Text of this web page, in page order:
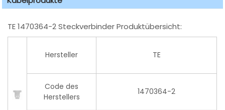
TE 1470364-2 Steckverbinder Produktübersicht:
Hersteller TE
Code des
Herstellers
1470364-2